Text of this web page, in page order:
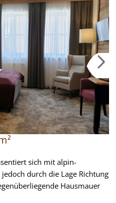
sich mit alpin-
durch die Lage Richtung
Hausmauer